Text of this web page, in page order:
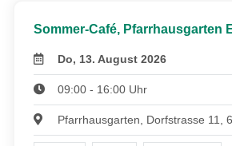
Sommer-Café, Pfarrhausgarten
Do, 13. August 2026
09:00 - 16:00 Uhr
Pfarrhausgarten, Dorfstrasse 11,